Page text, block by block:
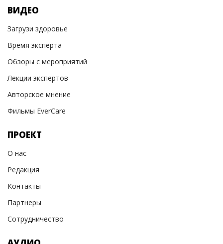
ВИДЕО
Загрузи здоровье
Время эксперта
Обзоры с мероприятий
Лекции экспертов
Авторское мнение
Фильмы EverCare
ПРОЕКТ
О нас
Редакция
Контакты
Партнеры
Сотрудничество